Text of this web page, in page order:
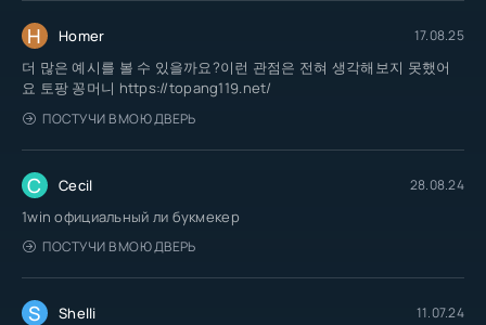
H Homer 17.08.25
더 많은 예시를 볼 수 있을까요?이런 관점은 전혀 생각해보지 못했어
요 토팡 꽁머니 https://topang119.net/
ПОСТУЧИ В МОЮ ДВЕРЬ
C Cecil 28.08.24
1win официальный ли букмекер
ПОСТУЧИ В МОЮ ДВЕРЬ
S Shelli 11.07.24